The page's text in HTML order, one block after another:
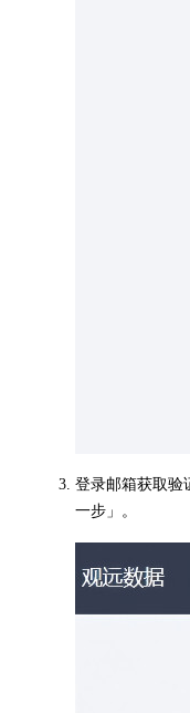
登录邮箱获取验
一步」。